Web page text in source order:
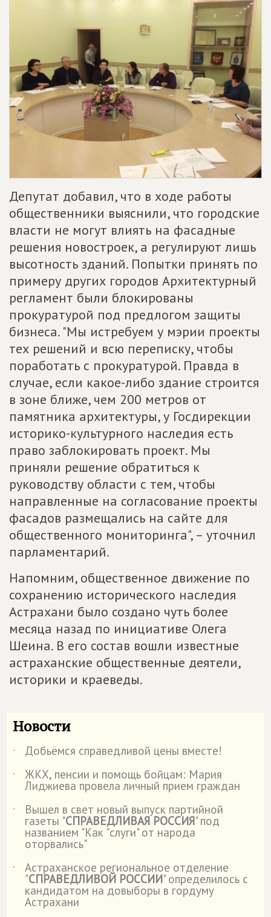
Депутат добавил, что в ходе работы
общественники выяснили, что городские
власти не могут влиять на фасадные
решения новостроек, а регулируют лишь
высотность зданий. Попытки принять по
примеру других городов Архитектурный
регламент были блокированы
прокуратурой под предлогом защиты
бизнеса. "Мы истребуем у мэрии проекты
тех решений и всю переписку, чтобы
поработать с прокуратурой. Правда в
случае, если какое-либо здание строится
в зоне ближе, чем 200 метров от
памятника архитектуры, у Госдирекции
историко-культурного наследия есть
право заблокировать проект. Мы
приняли решение обратиться к
руководству области с тем, чтобы
направленные на согласование проекты
фасадов размещались на сайте для
общественного мониторинга", – уточнил
парламентарий.
Напомним, общественное движение по
сохранению исторического наследия
Астрахани было создано чуть более
месяца назад по инициативе Олега
Шеина. В его состав вошли известные
астраханские общественные деятели,
историки и краеведы.
Новости
˙
Добьёмся справедливой цены вместе!
˙
ЖКХ, пенсии и помощь бойцам: Мария
Лиджиева провела личный прием граждан
˙
Вышел в свет новый выпуск партийной
газеты "СПРАВЕДЛИВАЯ РОССИЯ" под
названием "Как "слуги" от народа
оторвались"
˙
Астраханское региональное отделение
"СПРАВЕДЛИВОЙ РОССИИ" определилось с
кандидатом на довыборы в гордуму
Астрахани